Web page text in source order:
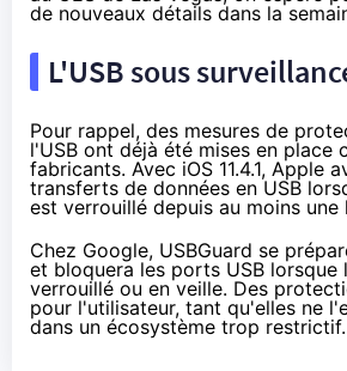
de nouveaux détails dans la
L'USB sous
Pour rappel, des mesures de
l'USB ont déjà été mises en place
fabricants. Avec iOS 11.4.1, Apple
transferts de données en USB
est verrouillé depuis au moins une
Chez Google, USBGuard se
et bloquera les ports USB lorsque
verrouillé ou en veille. Des
pour l'utilisateur, tant qu'elles ne
dans un écosystème trop restrictif.